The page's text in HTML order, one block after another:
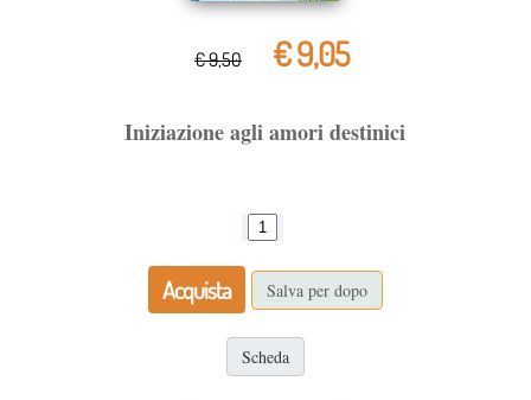
€ 9,50 € 9,05
Iniziazione agli amori destinici
Acquista Salva per dopo
Scheda